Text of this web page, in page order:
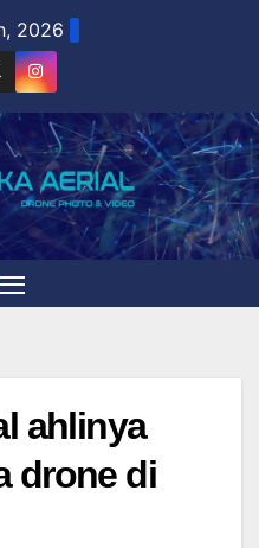
2026
ahlinya
drone di